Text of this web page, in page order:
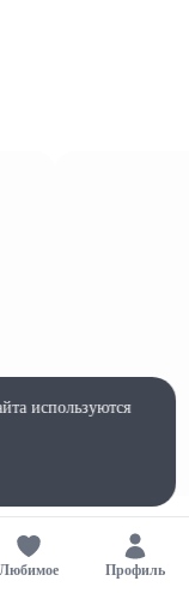
Любимое Профиль
используются